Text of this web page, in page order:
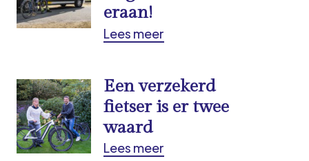
eraan!
Lees meer
Een verzekerd
fietser is er twee
waard
Lees meer